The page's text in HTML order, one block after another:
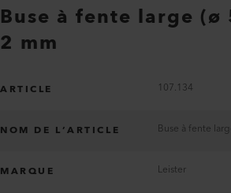
Buse à fente large
2 mm
ARTICLE 107.134
NOM DE L’ARTICLE
MARQUE Leister